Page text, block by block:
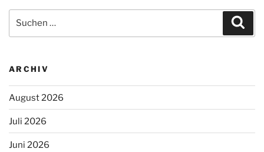
nach:
ARCHIV
August 2026
Juli 2026
Juni 2026